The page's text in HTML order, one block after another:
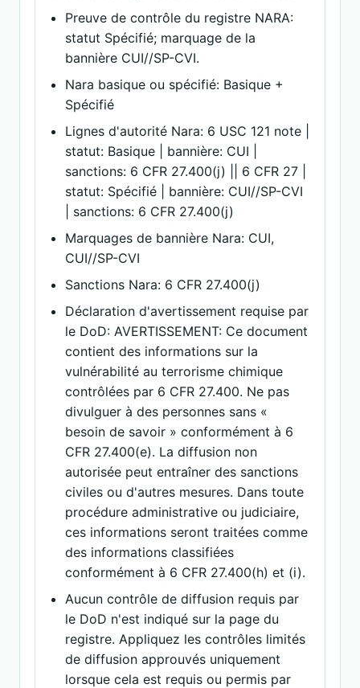
Preuve de contrôle du registre NARA:
statut Spécifié; marquage de la
bannière CUI//SP-CVI.
Nara basique ou spécifié: Basique +
Spécifié
Lignes d'autorité Nara: 6 USC 121 note |
statut: Basique | bannière: CUI |
sanctions: 6 CFR 27.400(j) || 6 CFR 27 |
statut: Spécifié | bannière: CUI//SP-CVI
| sanctions: 6 CFR 27.400(j)
Marquages de bannière Nara: CUI,
CUI//SP-CVI
Sanctions Nara: 6 CFR 27.400(j)
Déclaration d'avertissement requise par
le DoD: AVERTISSEMENT: Ce document
contient des informations sur la
vulnérabilité au terrorisme chimique
contrôlées par 6 CFR 27.400. Ne pas
divulguer à des personnes sans «
besoin de savoir » conformément à 6
CFR 27.400(e). La diffusion non
autorisée peut entraîner des sanctions
civiles ou d'autres mesures. Dans toute
procédure administrative ou judiciaire,
ces informations seront traitées comme
des informations classifiées
conformément à 6 CFR 27.400(h) et (i).
Aucun contrôle de diffusion requis par
le DoD n'est indiqué sur la page du
registre. Appliquez les contrôles limités
de diffusion approuvés uniquement
lorsque cela est requis ou permis par